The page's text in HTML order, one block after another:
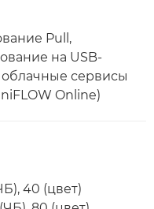
Pull,
на USB-
облачные сервисы
Online)
40 (цвет)